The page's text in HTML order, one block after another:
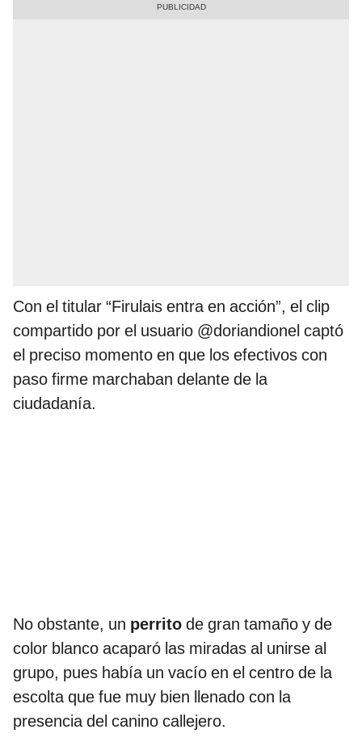
Con el titular “Firulais entra en acción”, el clip
compartido por el usuario @doriandionel captó
el preciso momento en que los efectivos con
paso firme marchaban delante de la
ciudadanía.
No obstante, un perrito de gran tamaño y de
color blanco acaparó las miradas al unirse al
grupo, pues había un vacío en el centro de la
escolta que fue muy bien llenado con la
presencia del canino callejero.